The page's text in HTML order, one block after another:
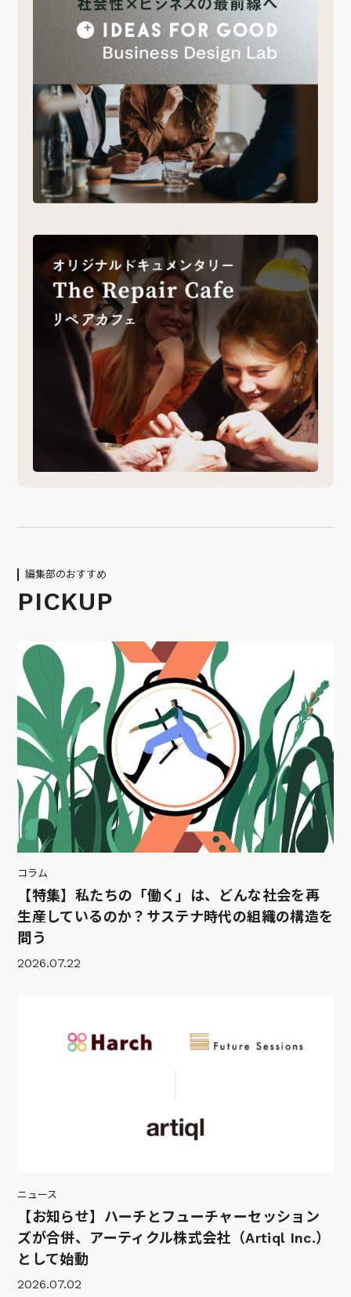
編集部のおすすめ
PICKUP
コラム
【特集】私たちの「働く」は、どんな社会を再
生産しているのか？サステナ時代の組織の構造を
問う
2026.07.22
ニュース
【お知らせ】ハーチとフューチャーセッション
ズが合併、アーティクル株式会社（Artiql Inc.）
として始動
2026.07.02